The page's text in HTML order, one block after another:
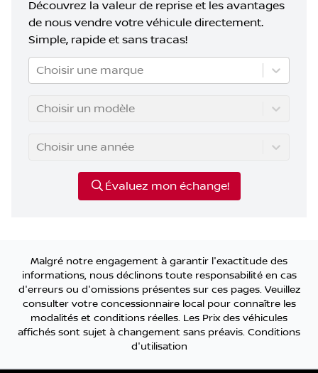
Découvrez la valeur de reprise et les avantages
de nous vendre votre véhicule directement.
Simple, rapide et sans tracas!
Choisir une marque
Choisir un modèle
Choisir une année
Évaluez mon échange!
Malgré notre engagement à garantir l'exactitude des
informations, nous déclinons toute responsabilité en cas
d'erreurs ou d'omissions présentes sur ces pages. Veuillez
consulter votre concessionnaire local pour connaître les
modalités et conditions réelles. Les Prix des véhicules
affichés sont sujet à changement sans préavis. Conditions
d'utilisation